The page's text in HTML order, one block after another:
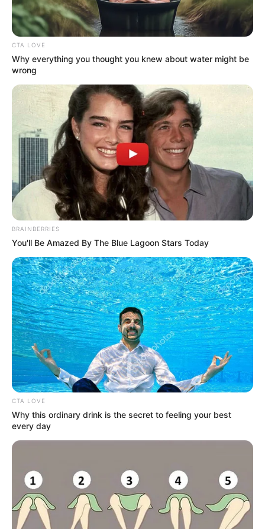
Συνέντευξη Alexander Dugin σχολιάζοντας
τον λόγο Πούτιν: Είναι η έναρξη της
Νικηφόρας...
Συνέντευξη Alexander Dugin σχολιάζοντας τον...
ΕΠΕΙΓΟΝ: Στην απόφαση
ΑΠΑΓΟΡΕΥΣΗΣ rapid test από
τον Ε.Ο.Φ αναγράφεται
καθαρά ότι...
Έρχεται το μεγαλύτερο κραχ
στη σύγχρονη Ιστορία
Διέρρευσε η κρίσιμη
συμφωνία ΕΕ – Pfizer
Μια σημαντική και δίκαιη
ανάλυση της ομιλίας του
Πούτιν.. Ο οποίος δεν...
ΙΡΙΔΙΖΟΝΤΕΣ ΘΩΡΑΚΕΣ ΠΟΛΕΜΙΣΤΩΝ
ΑΝΤΑΝΑΚΛΟΥΝ ΤΟ ΦΩΣ ΣΤΟ ΣΤΕΡΕΩΜΑ
ΚΑΙ ΣΦΡΑΓΙΖΟΥΝ ΤΗΝ ΝΥΧΤΑ.
CTA LOVE
Why everything you thought you knew about water might be
wrong
BRAINBERRIES
You'll Be Amazed By The Blue Lagoon Stars Today
CTA LOVE
Why this ordinary drink is the secret to feeling your best
every day